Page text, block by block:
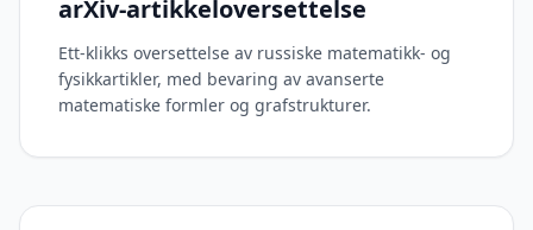
arXiv-artikkeloversettelse
Ett-klikks oversettelse av russiske matematikk- og
fysikkartikler, med bevaring av avanserte
matematiske formler og grafstrukturer.